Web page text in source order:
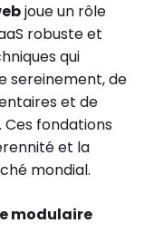
joue un rôle
robuste et
qui
sereinement, de
et de
fondations
et la
mondial.
modulaire